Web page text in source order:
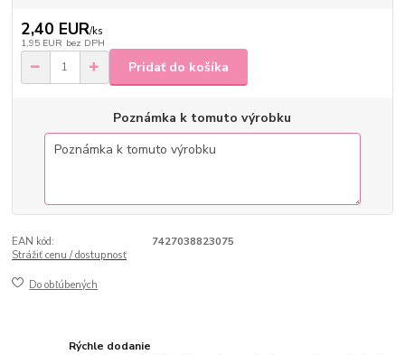
2,40 EUR/ks
1,95 EUR bez DPH
Pridať do košíka
Poznámka k tomuto výrobku
EAN kód:
7427038823075
Strážiť cenu / dostupnosť
Do obľúbených
Rýchle dodanie